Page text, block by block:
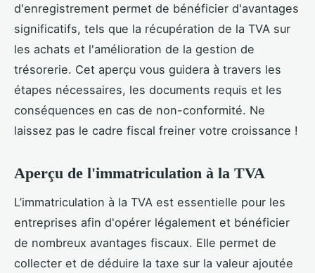
d'enregistrement permet de bénéficier d'avantages
significatifs, tels que la récupération de la TVA sur
les achats et l'amélioration de la gestion de
trésorerie. Cet aperçu vous guidera à travers les
étapes nécessaires, les documents requis et les
conséquences en cas de non-conformité. Ne
laissez pas le cadre fiscal freiner votre croissance !
Aperçu de l'immatriculation à la TVA
L’immatriculation à la TVA est essentielle pour les
entreprises afin d'opérer légalement et bénéficier
de nombreux avantages fiscaux. Elle permet de
collecter et de déduire la taxe sur la valeur ajoutée